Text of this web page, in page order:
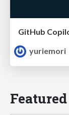
yuriemori
Featured